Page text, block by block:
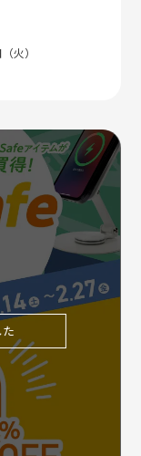
火）